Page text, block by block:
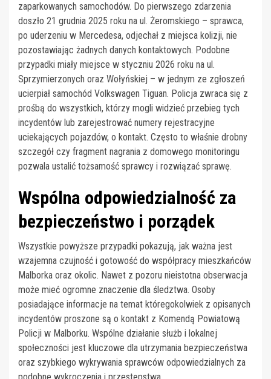
zaparkowanych samochodów. Do pierwszego zdarzenia
doszło 21 grudnia 2025 roku na ul. Żeromskiego – sprawca,
po uderzeniu w Mercedesa, odjechał z miejsca kolizji, nie
pozostawiając żadnych danych kontaktowych. Podobne
przypadki miały miejsce w styczniu 2026 roku na ul.
Sprzymierzonych oraz Wołyńskiej – w jednym ze zgłoszeń
ucierpiał samochód Volkswagen Tiguan. Policja zwraca się z
prośbą do wszystkich, którzy mogli widzieć przebieg tych
incydentów lub zarejestrować numery rejestracyjne
uciekających pojazdów, o kontakt. Często to właśnie drobny
szczegół czy fragment nagrania z domowego monitoringu
pozwala ustalić tożsamość sprawcy i rozwiązać sprawę.
Wspólna odpowiedzialność za
bezpieczeństwo i porządek
Wszystkie powyższe przypadki pokazują, jak ważna jest
wzajemna czujność i gotowość do współpracy mieszkańców
Malborka oraz okolic. Nawet z pozoru nieistotna obserwacja
może mieć ogromne znaczenie dla śledztwa. Osoby
posiadające informacje na temat któregokolwiek z opisanych
incydentów proszone są o kontakt z Komendą Powiatową
Policji w Malborku. Wspólne działanie służb i lokalnej
społeczności jest kluczowe dla utrzymania bezpieczeństwa
oraz szybkiego wykrywania sprawców odpowiedzialnych za